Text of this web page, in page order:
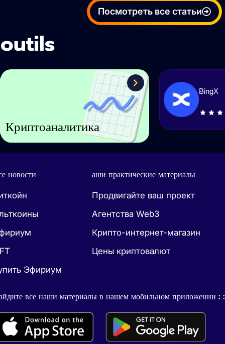
Посмотреть все статьи
Криптоаналитика
BingX
новости
Эфириум
аши практические материалы
Продвигайте ваш проект
Агентства Web3
Крипто-интернет-магазин
Цены криптовалют
все наши материалы в нашем мобильном приложении : :